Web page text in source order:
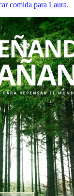
comida para Laura.